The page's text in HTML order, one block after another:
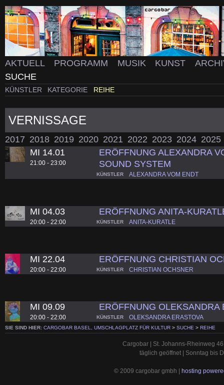
AKTUELL PROGRAMM MUSIK KUNST
SUCHE
KÜNSTLER KATEGORIE REIHE
VERNISSAGE
2017 2018 2019 2020 2021 2022 2023 2024 2025
MI 14.01
21:00 - 23:00
ERÖFFNUNG ALEXANDRA
SOUND SYSTEM
KÜNSTLER ALEXANDRA VOM ENDT
MI 04.03
20:00 - 22:00
ERÖFFNUNG ANITA-
KÜNSTLER ANITA-KURATLE
MI 22.04
20:00 - 22:00
ERÖFFNUNG CHRISTIAN
KÜNSTLER CHRISTIAN OCHSNER
MI 09.09
20:00 - 22:00
ERÖFFNUNG OLEKSANDRA
KÜNSTLER OLEKSANDRA ERASTOVA
SIE SIND HIER: CARGOBAR BASEL, UMSCHLAGPLATZ FÜR KULTUR > SUCHE > REIHE
Cargobar | St. Johanns-Rheinweg
täglich geöffnet | Sonntag bis
© 2009 cargobar gmbh | hosting